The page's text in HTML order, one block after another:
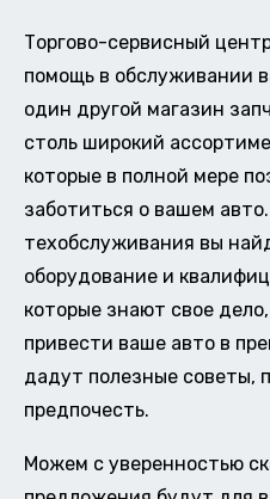
Торгово-сервисный
помощь в обслуживании
один другой магазин
столь широкий
которые в полной мере
заботиться о вашем
техобслуживания вы
оборудование и
которые знают свое
привести ваше авто в
дадут полезные советы,
предпочесть.
Можем с уверенностью